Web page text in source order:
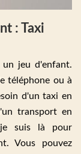
: Taxi
jeu d'enfant.
téléphone ou à
d'un taxi en
transport en
je suis là pour
Vous pouvez